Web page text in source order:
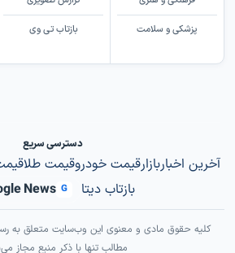
پزشکی و سلامت
بازتاب تی وی
دسترسی سریع
آخرین اخباربازارقیمت خودروقیمت طلا
بازتاب دیتا
G
News
کلیه حقوق مادی و معنوی این وب‌سایت متعلق به
مطالب تنها با ذکر منبع مجاز